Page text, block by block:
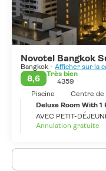
grande métropole
paisible et délicate.
monde qu'il faut visiter
Novotel Bangkok
Bangkok - Afficher sur la
8,6
Très bien
4359
Piscine
Centre de
Deluxe Room With 1
AVEC PETIT-
Annulation gratuite